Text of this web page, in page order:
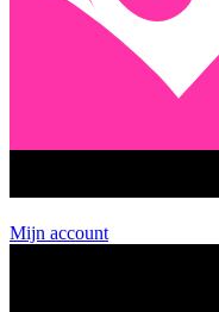
Mijn account